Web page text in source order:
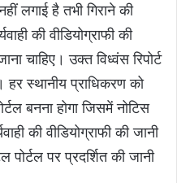
लगाई है तभी गिराने की
की वीडियोग्राफी की
चाहिए। उक्त विध्वंस रिपोर्ट
स्थानीय प्राधिकरण को
बनना होगा जिसमें नोटिस
की वीडियोग्राफी की जानी
पोर्टल पर प्रदर्शित की जानी